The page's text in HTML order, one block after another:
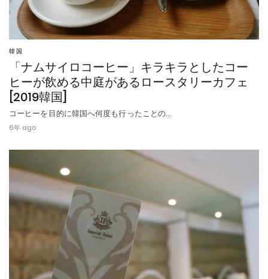
韓国
「ナムサイロコーヒー」キラキラとしたコー
ヒーが飲める中庭があるロースタリーカフェ
[2019韓国]
コーヒーを目的に韓国へ何度も行ったことの…
6年 ago